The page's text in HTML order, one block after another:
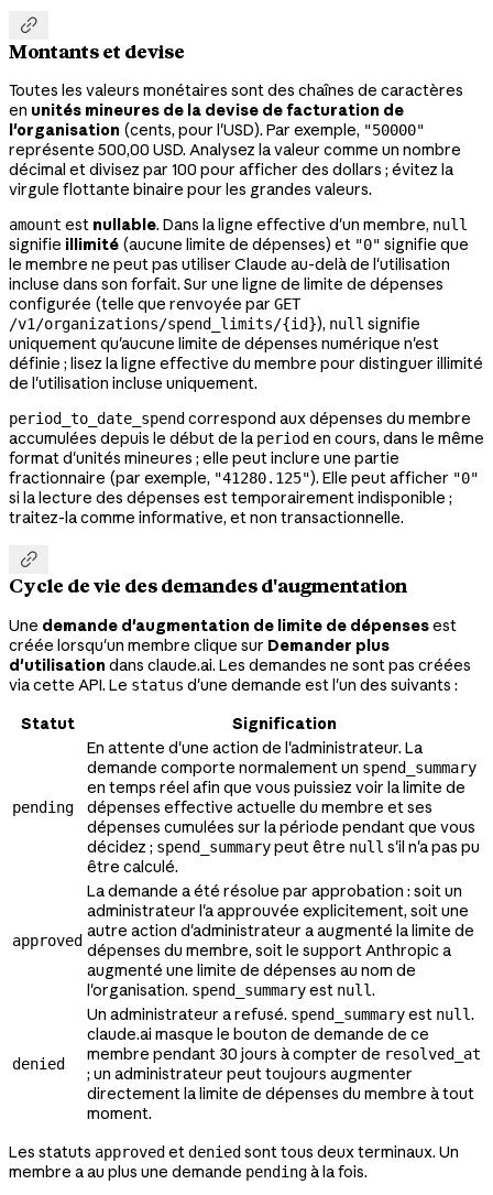

Montants et devise
Toutes les valeurs monétaires sont des chaînes de caractères
en unités mineures de la devise de facturation de
l'organisation (cents, pour l'USD). Par exemple, "50000"
représente 500,00 USD. Analysez la valeur comme un nombre
décimal et divisez par 100 pour afficher des dollars ; évitez la
virgule flottante binaire pour les grandes valeurs.
amount est nullable. Dans la ligne effective d'un membre, null
signifie illimité (aucune limite de dépenses) et "0" signifie que
le membre ne peut pas utiliser Claude au-delà de l'utilisation
incluse dans son forfait. Sur une ligne de limite de dépenses
configurée (telle que renvoyée par GET
/v1/organizations/spend_limits/{id}), null signifie
uniquement qu'aucune limite de dépenses numérique n'est
définie ; lisez la ligne effective du membre pour distinguer illimité
de l'utilisation incluse uniquement.
period_to_date_spend correspond aux dépenses du membre
accumulées depuis le début de la period en cours, dans le même
format d'unités mineures ; elle peut inclure une partie
fractionnaire (par exemple, "41280.125"). Elle peut afficher "0"
si la lecture des dépenses est temporairement indisponible ;
traitez-la comme informative, et non transactionnelle.

Cycle de vie des demandes d'augmentation
Une demande d'augmentation de limite de dépensesest
créée lorsqu'un membre clique sur Demander plus
d'utilisation dans claude.ai. Les demandes ne sont pas créées
via cette API. Le status d'une demande est l'un des suivants :
Statut
Signification
pending
En attente d'une action de l'administrateur. La
demande comporte normalement un spend_summary
en temps réel afin que vous puissiez voir la limite de
dépenses effective actuelle du membre et ses
dépenses cumulées sur la période pendant que vous
décidez ; spend_summarypeut être null s'il n'a pas pu
être calculé.
approved
La demande a été résolue par approbation : soit un
administrateur l'a approuvée explicitement, soit une
autre action d'administrateur a augmenté la limite de
dépenses du membre, soit le support Anthropic a
augmenté une limite de dépenses au nom de
l'organisation. spend_summaryest null.
denied
Un administrateur a refusé. spend_summaryest null.
claude.ai masque le bouton de demande de ce
membre pendant 30 jours à compter de resolved_at
; un administrateur peut toujours augmenter
directement la limite de dépenses du membre à tout
moment.
Les statuts approved etdenied sont tous deux terminaux. Un
membre a au plus une demande pendingà la fois.